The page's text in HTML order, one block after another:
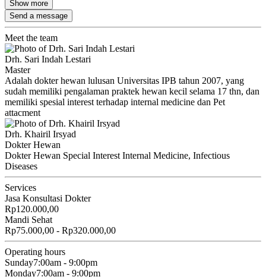
Show more
Send a message
Meet the team
Drh. Sari Indah Lestari
Master
Adalah dokter hewan lulusan Universitas IPB tahun 2007, yang
sudah memiliki pengalaman praktek hewan kecil selama 17 thn, dan
memiliki spesial interest terhadap internal medicine dan Pet
attacment
Drh. Khairil Irsyad
Dokter Hewan
Dokter Hewan Special Interest Internal Medicine, Infectious
Diseases
Services
Jasa Konsultasi Dokter
Rp120.000,00
Mandi Sehat
Rp75.000,00 - Rp320.000,00
Operating hours
Sunday7:00am - 9:00pm
Monday7:00am - 9:00pm